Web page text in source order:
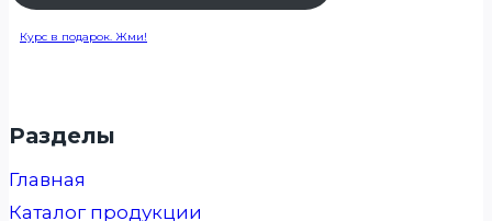
Курс в подарок. Жми!
Разделы
Главная
Каталог продукции